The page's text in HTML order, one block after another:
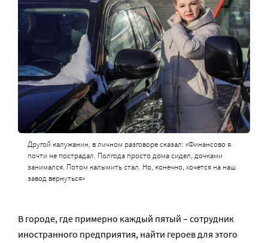
Другой калужанин, в личном разговоре сказал: «Финансово я
почти не пострадал. Полгода просто дома сидел, дочками
занимался. Потом калымить стал. Но, конечно, хочется на наш
завод вернуться»
В городе, где примерно каждый пятый – сотрудник
иностранного предприятия, найти героев для этого